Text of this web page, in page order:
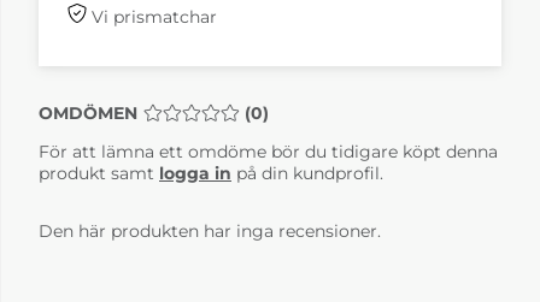
Vi prismatchar
OMDÖMEN MEDELBETYG 0 AV 5 ANTAL BETYG 0
(0)
För att lämna ett omdöme bör du tidigare köpt denna
produkt samt logga in på din kundprofil.
Den här produkten har inga recensioner.